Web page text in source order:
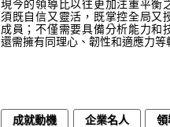
現今的領導比以往更加注重平衡
須既自信又靈活，既掌控全局又
成員；不僅需要具備分析能力和
還需擁有同理心、韌性和適應力等
成就動機 企業名人 領